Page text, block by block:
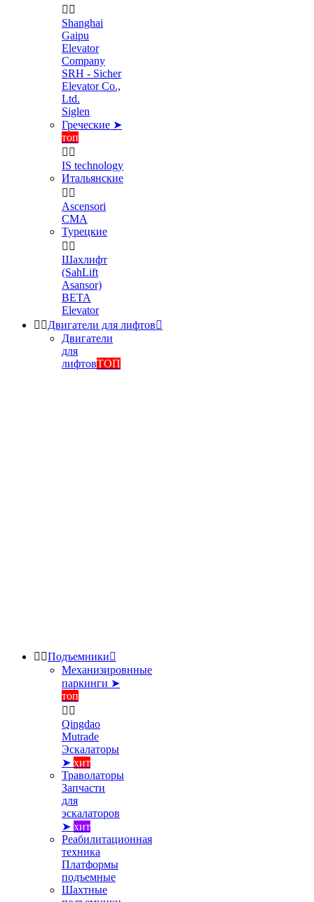
 
Shanghai
Gaipu
Elevator
Company
SRH - Sicher
Elevator Co.,
Ltd.
Siglen
Греческие ➤
топ
 
IS technology
Итальянские
 
Ascensori
CMA
Турецкие
 
Шахлифт
(SahLift
Asansor)
BETA
Elevator
 Двигатели для лифтов
Двигатели
для
лифтовТОП
 Подъемники
Механизировнные
паркинги ➤
топ
 
Qingdao
Mutrade
Эскалаторы
➤ хит
Траволаторы
Запчасти
для
эскалаторов
➤ хит
Реабилитационная
техника
Платформы
подъемные
Шахтные